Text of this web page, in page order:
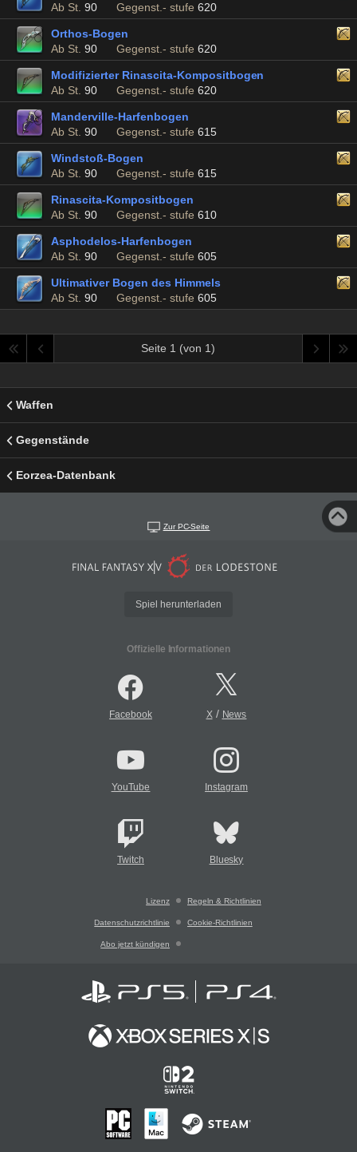
Ab St. 90 Gegenst.- stufe 620
Orthos-Bogen
Ab St. 90 Gegenst.- stufe 620
Modifizierter Rinascita-Kompositbogen
Ab St. 90 Gegenst.- stufe 620
Manderville-Harfenbogen
Ab St. 90 Gegenst.- stufe 615
Windstoß-Bogen
Ab St. 90 Gegenst.- stufe 615
Rinascita-Kompositbogen
Ab St. 90 Gegenst.- stufe 610
Asphodelos-Harfenbogen
Ab St. 90 Gegenst.- stufe 605
Ultimativer Bogen des Himmels
Ab St. 90 Gegenst.- stufe 605
Seite 1 (von 1)
Waffen
Gegenstände
Eorzea-Datenbank
Zur PC-Seite
Spiel herunterladen
Offizielle Informationen
Facebook X/ News
YouTube Instagram
Twitch Bluesky
Lizenz Regeln & Richtlinien
Datenschutzrichtlinie Cookie-Richtlinien
Abo jetzt kündigen